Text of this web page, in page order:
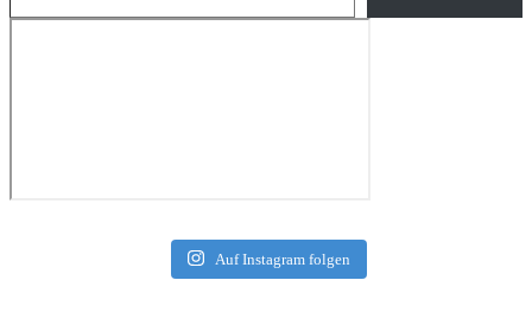
Auf Instagram folgen